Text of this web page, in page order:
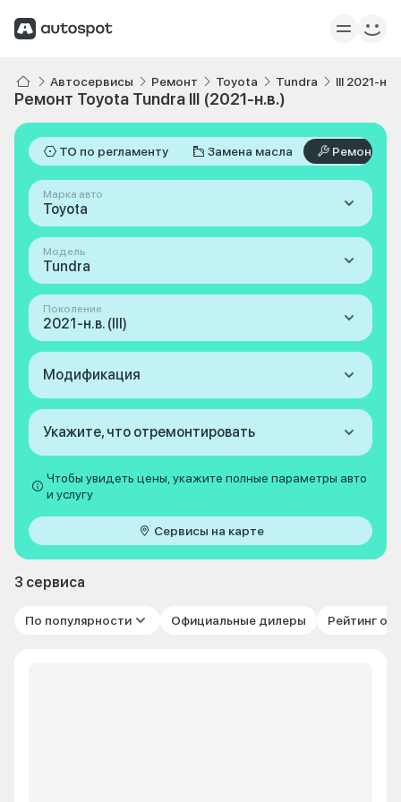
Автосервисы Ремонт Toyota Tundra III 2021-н.в.
Ремонт Toyota Tundra III (2021-н.в.)
ТО по регламенту Замена масла Ремонт
Марка авто
Toyota
Модель
Tundra
Поколение
2021-н.в. (III)
Модификация
Укажите, что отремонтировать
Чтобы увидеть цены, укажите полные параметры авто
и услугу
Сервисы на карте
3 сервиса
По популярности Официальные дилеры Рейтинг